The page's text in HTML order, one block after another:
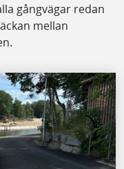
gångvägar redan
mellan